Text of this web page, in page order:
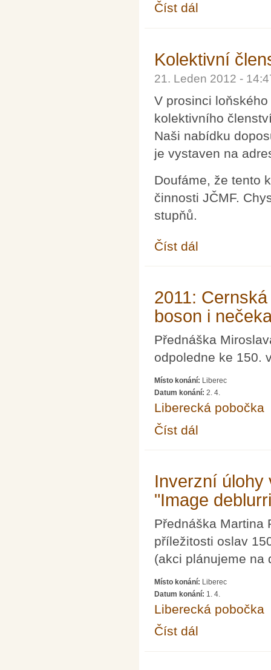
Číst dál
Kolektivní
21. Leden 2012 -
V prosinci
kolektivního
Naši nabídku
je vystaven na
Doufáme, že tento
činnosti JČMF.
stupňů.
Číst dál
2011:
boson i
Přednáška
odpoledne ke 150.
Místo konání: Liberec
Datum konání: 2. 4.
Liberecká pobočka
Číst dál
Inverzní úlohy
"Image
Přednáška Martina
příležitosti oslav
(akci plánujeme na
Místo konání: Liberec
Datum konání: 1. 4.
Liberecká pobočka
Číst dál